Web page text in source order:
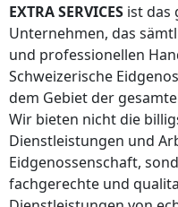
EXTRA SERVICES ist das
Unternehmen, das
und professionellen
Schweizerische
dem Gebiet der
Wir bieten nicht die
Dienstleistungen und
Eidgenossenschaft,
fachgerechte und